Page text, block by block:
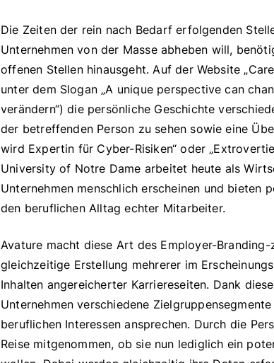
Die Zeiten der rein nach Bedarf erfolgenden
Unternehmen von der Masse abheben will,
offenen Stellen hinausgeht. Auf der Website
unter dem Slogan „A unique perspective can
verändern“) die persönliche Geschichte
der betreffenden Person zu sehen sowie eine
wird Expertin für Cyber-Risiken“ oder
University of Notre Dame arbeitet heute als
Unternehmen menschlich erscheinen und bieten
den beruflichen Alltag echter Mitarbeiter.
Avature macht diese Art des Employer-
gleichzeitige Erstellung mehrerer im
Inhalten angereicherter Karriereseiten. Dank
Unternehmen verschiedene
beruflichen Interessen ansprechen. Durch die
Reise mitgenommen, ob sie nun lediglich ein